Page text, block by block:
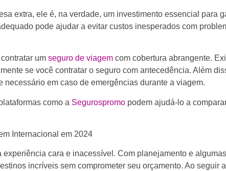
extra, ele é, na verdade, um investimento essencial para
pode ajudar a evitar custos inesperados com
um seguro de viagem com cobertura abrangente.
se você contratar o seguro com antecedência. Além
em caso de emergências durante a viagem.
como a Segurospromo podem ajudá-lo a
Internacional em 2024
cara e inacessível. Com planejamento e
incríveis sem comprometer seu orçamento. Ao seguir